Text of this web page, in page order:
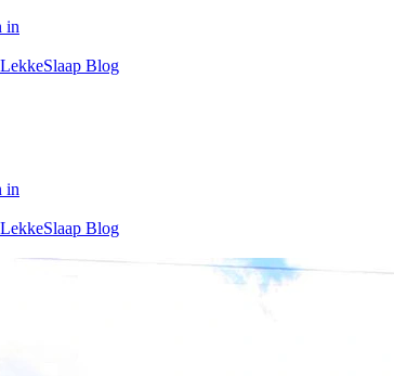
in
LekkeSlaap Blog
in
LekkeSlaap Blog